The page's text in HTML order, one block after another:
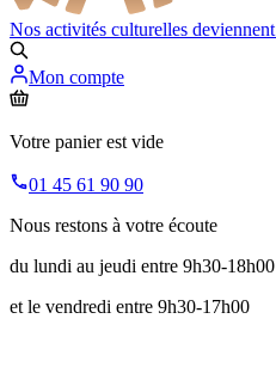
Nos activités culturelles deviennent
Mon compte
Votre panier est vide
01 45 61 90 90
Nous restons à votre écoute
du lundi au jeudi entre 9h30-18h00
et le vendredi entre 9h30-17h00